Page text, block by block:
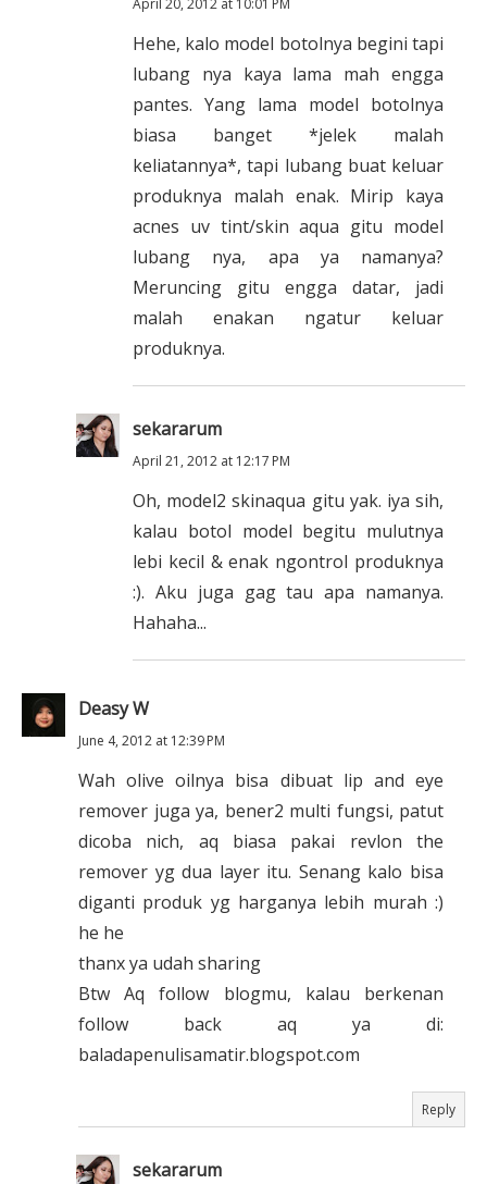
April 20, 2012 at 10:01 PM
Hehe, kalo model botolnya begini tapi
lubang nya kaya lama mah engga
pantes. Yang lama model botolnya
biasa banget *jelek malah
keliatannya*, tapi lubang buat keluar
produknya malah enak. Mirip kaya
acnes uv tint/skin aqua gitu model
lubang nya, apa ya namanya?
Meruncing gitu engga datar, jadi
malah enakan ngatur keluar
produknya.
sekararum
April 21, 2012 at 12:17 PM
Oh, model2 skinaqua gitu yak. iya sih,
kalau botol model begitu mulutnya
lebi kecil & enak ngontrol produknya
:). Aku juga gag tau apa namanya.
Hahaha...
Deasy W
June 4, 2012 at 12:39 PM
Wah olive oilnya bisa dibuat lip and eye
remover juga ya, bener2 multi fungsi, patut
dicoba nich, aq biasa pakai revlon the
remover yg dua layer itu. Senang kalo bisa
diganti produk yg harganya lebih murah :)
he he
thanx ya udah sharing
Btw Aq follow blogmu, kalau berkenan
follow back aq ya di:
baladapenulisamatir.blogspot.com
Reply
sekararum